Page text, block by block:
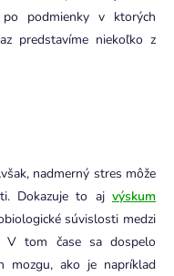
podmienky v ktorých
predstavíme niekoľko z
nadmerný stres môže
Dokazuje to aj výskum
súvislosti medzi
V tom čase sa dospelo
mozgu, ako je napríklad